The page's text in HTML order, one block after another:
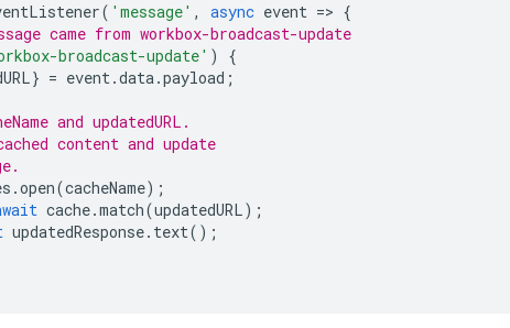
( 'message' , async event => {
came from workbox-broadcast-update
broadcast-update' )
{
} = event.data.payload ;
and updatedURL.
content and update
.open(cacheName);
cache.match(updatedURL);
updatedResponse. text();